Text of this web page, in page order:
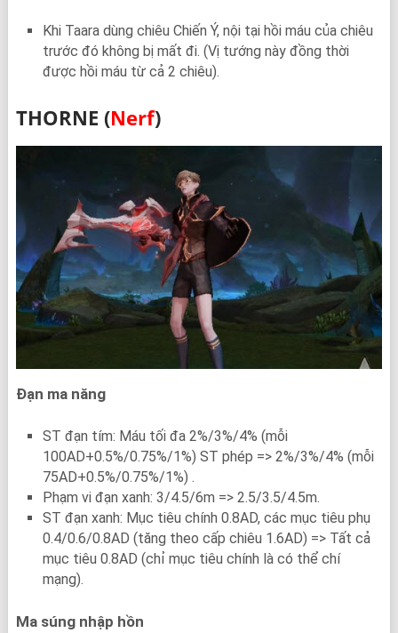
Khi Taara dùng chiêu Chiến Ý, nội tại hồi máu của chiêu
trước đó không bị mất đi. (Vị tướng này đồng thời
được hồi máu từ cả 2 chiêu).
THORNE (Nerf)
Đạn ma năng
ST đạn tím: Máu tối đa 2%/3%/4% (mỗi
100AD+0.5%/0.75%/1%) ST phép => 2%/3%/4% (mỗi
75AD+0.5%/0.75%/1%) .
Phạm vi đạn xanh: 3/4.5/6m => 2.5/3.5/4.5m.
ST đạn xanh: Mục tiêu chính 0.8AD, các mục tiêu phụ
0.4/0.6/0.8AD (tăng theo cấp chiêu 1.6AD) => Tất cả
mục tiêu 0.8AD (chỉ mục tiêu chính là có thể chí
mạng).
Ma súng nhập hồn